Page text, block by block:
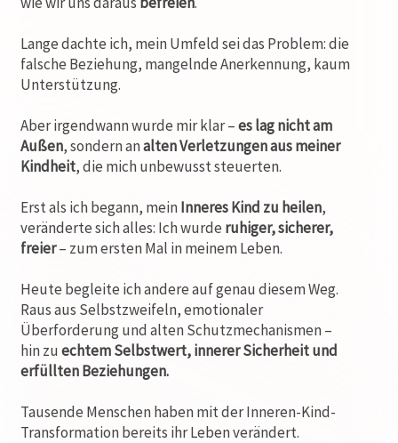
Lange dachte ich, mein Umfeld sei das Problem: die
falsche Beziehung, mangelnde Anerkennung, kaum
Unterstützung.
Aber irgendwann wurde mir klar –es lag nicht am
Außen, sondern analten Verletzungen aus meiner
Kindheit, die mich unbewusst steuerten.
Erst als ich begann, meinInneres Kind zu heilen,
veränderte sich alles: Ich wurde ruhiger, sicherer,
freier– zum ersten Mal in meinem Leben.
Heute begleite ich andere auf genau diesem Weg.
Raus aus Selbstzweifeln, emotionaler
Überforderung und alten Schutzmechanismen –
hin zuechtem Selbstwert, innerer Sicherheit und
erfüllten Beziehungen.
Tausende Menschen haben mit der Inneren-Kind-
Transformation bereits ihr Leben verändert.